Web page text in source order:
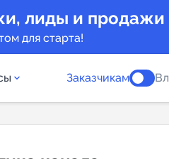
лиды и продажи
для старта!
Заказчикам